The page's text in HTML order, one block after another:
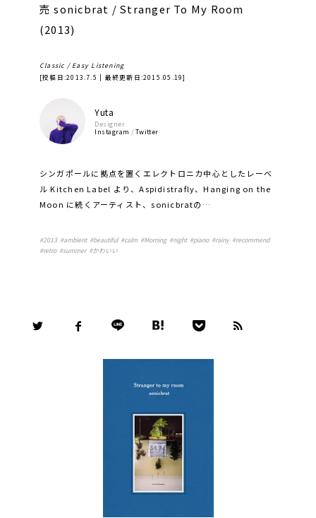
売 sonicbrat / Stranger To My Room
(2013)
Classic / Easy Listening
[投稿日:2013.7.5 | 最終更新日:2015.05.19]
Yuta
Designer
Instagram / Twitter
シンガポールに拠点を置くエレクトロニカ中心としたレーベ
ル Kitchen Label より、Aspidistrafly、Hanging on the
Moon に続くアーティスト、sonicbratの…
#2013#ambient#beautiful#calm #Morning#night#piano#rainy#recommend
#retro#summer#かわいい